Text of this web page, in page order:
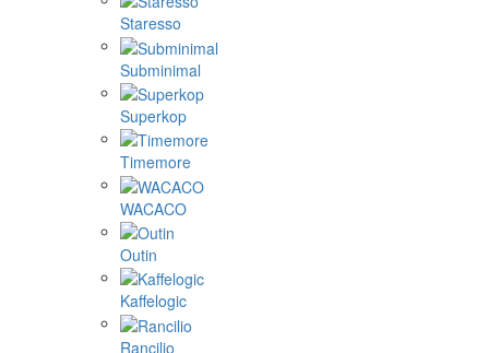
Staresso
Subminimal
Superkop
Timemore
WACACO
Outin
Kaffelogic
Rancilio